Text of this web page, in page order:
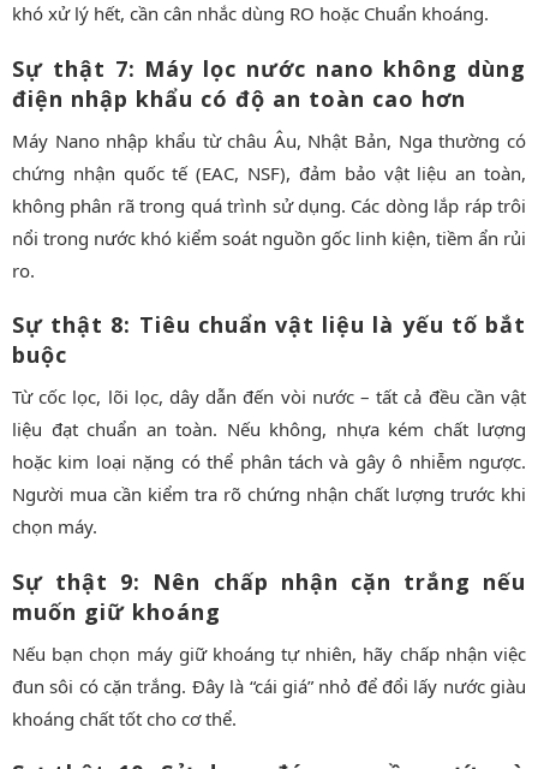
khó xử lý hết, cần cân nhắc dùng RO hoặc Chuẩn khoáng.
Sự thật 7: Máy lọc nước nano không dùng
điện nhập khẩu có độ an toàn cao hơn
Máy Nano nhập khẩu từ châu Âu, Nhật Bản, Nga thường có
chứng nhận quốc tế (EAC, NSF), đảm bảo vật liệu an toàn,
không phân rã trong quá trình sử dụng. Các dòng lắp ráp trôi
nổi trong nước khó kiểm soát nguồn gốc linh kiện, tiềm ẩn rủi
ro.
Sự thật 8: Tiêu chuẩn vật liệu là yếu tố bắt
buộc
Từ cốc lọc, lõi lọc, dây dẫn đến vòi nước – tất cả đều cần vật
liệu đạt chuẩn an toàn. Nếu không, nhựa kém chất lượng
hoặc kim loại nặng có thể phân tách và gây ô nhiễm ngược.
Người mua cần kiểm tra rõ chứng nhận chất lượng trước khi
chọn máy.
Sự thật 9: Nên chấp nhận cặn trắng nếu
muốn giữ khoáng
Nếu bạn chọn máy giữ khoáng tự nhiên, hãy chấp nhận việc
đun sôi có cặn trắng. Đây là “cái giá” nhỏ để đổi lấy nước giàu
khoáng chất tốt cho cơ thể.